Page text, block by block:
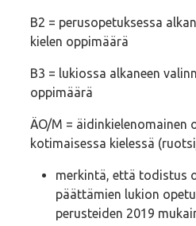
B2 = perusopetuksessa
kielen oppimäärä
B3 = lukiossa alkaneen
oppimäärä
ÄO/M = äidinkielenomainen
kotimaisessa kielessä
merkintä, että todistus
päättämien lukion
perusteiden 2019